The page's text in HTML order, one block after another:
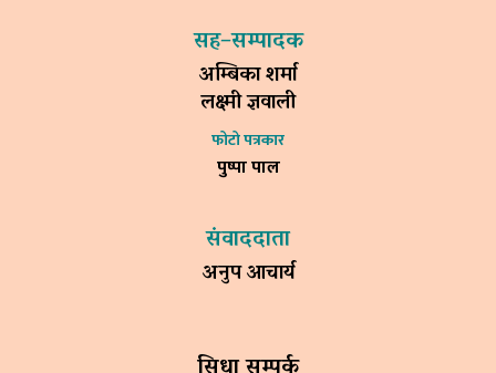
सह–सम्पादक
अम्बिका शर्मा
लक्ष्मी ज्ञवाली
फोटो पत्रकार
पुष्पा पाल
संवाददाता
अनुप आचार्य